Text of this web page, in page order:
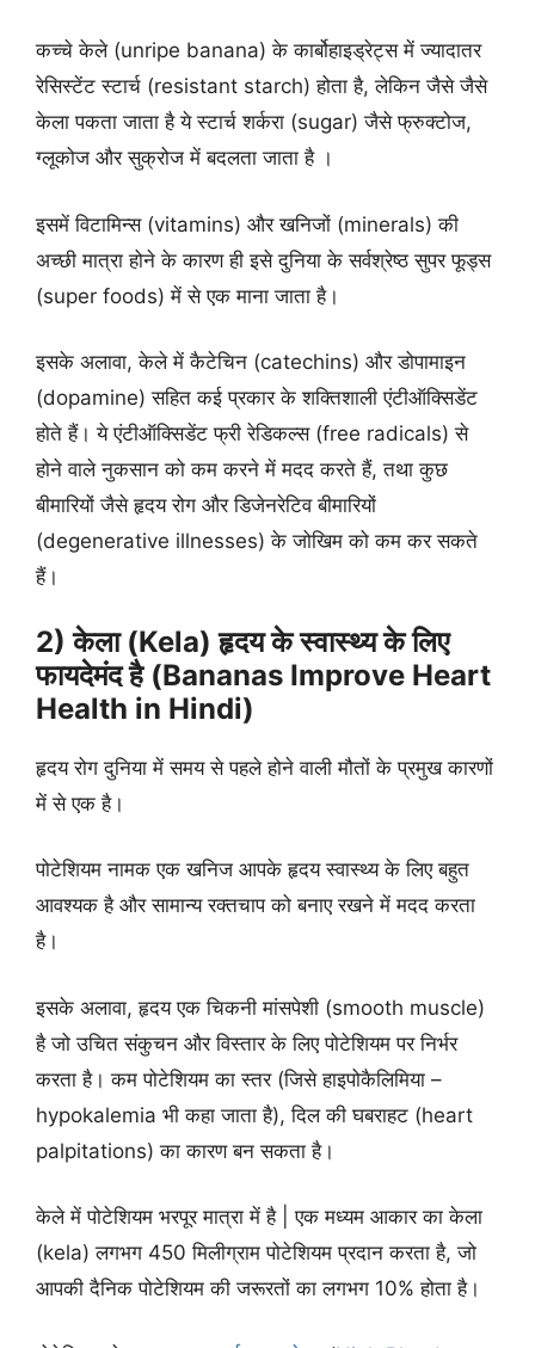
कच्चे केले (unripe banana) के कार्बोहाइड्रेट्स में ज्यादातर
रेसिस्टेंट स्टार्च (resistant starch) होता है, लेकिन जैसे जैसे
केला पकता जाता है ये स्टार्च शर्करा (sugar) जैसे फ्रुक्टोज,
ग्लूकोज और सुक्रोज में बदलता जाता है ।
इसमें विटामिन्स (vitamins) और खनिजों (minerals) की
अच्छी मात्रा होने के कारण ही इसे दुनिया के सर्वश्रेष्ठ सुपर फूड्स
(super foods) में से एक माना जाता है।
इसके अलावा, केले में कैटेचिन (catechins) और डोपामाइन
(dopamine) सहित कई प्रकार के शक्तिशाली एंटीऑक्सिडेंट
होते हैं। ये एंटीऑक्सिडेंट फ्री रेडिकल्स (free radicals) से
होने वाले नुकसान को कम करने में मदद करते हैं, तथा कुछ
बीमारियों जैसे हृदय रोग और डिजेनरेटिव बीमारियों
(degenerative illnesses) के जोखिम को कम कर सकते
हैं।
2) केला (Kela) हृदय के स्वास्थ्य के लिए
फायदेमंद है (Bananas Improve Heart
Health in Hindi)
हृदय रोग दुनिया में समय से पहले होने वाली मौतों के प्रमुख कारणों
में से एक है।
पोटेशियम नामक एक खनिज आपके हृदय स्वास्थ्य के लिए बहुत
आवश्यक है और सामान्य रक्तचाप को बनाए रखने में मदद करता
है।
इसके अलावा, हृदय एक चिकनी मांसपेशी (smooth muscle)
है जो उचित संकुचन और विस्तार के लिए पोटेशियम पर निर्भर
करता है। कम पोटेशियम का स्तर (जिसे हाइपोकैलिमिया –
hypokalemia भी कहा जाता है), दिल की घबराहट (heart
palpitations) का कारण बन सकता है।
केले में पोटेशियम भरपूर मात्रा में है | एक मध्यम आकार का केला
(kela) लगभग 450 मिलीग्राम पोटेशियम प्रदान करता है, जो
आपकी दैनिक पोटेशियम की जरूरतों का लगभग 10% होता है।